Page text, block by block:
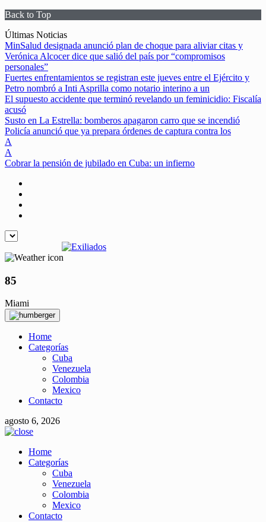
Back to Top
Skip
to
content
Últimas Noticias
MinSalud designada anunció plan de choque para aliviar citas y
Verónica Alcocer dice que salió del país por “compromisos
personales”
Fuertes enfrentamientos se registran este jueves entre el Ejército y
Petro nombró a Inti Asprilla como notario interino a un
El supuesto accidente que terminó revelando un feminicidio: Fiscalía
acusó
Susto en La Estrella: bomberos apagaron carro que se incendió
Policía anunció que ya prepara órdenes de captura contra los
A
A
Cobrar la pensión de jubilado en Cuba: un infierno
85
Miami
Home
Categorías
Cuba
Venezuela
Colombia
Mexico
Contacto
agosto 6, 2026
Home
Categorías
Cuba
Venezuela
Colombia
Mexico
Contacto